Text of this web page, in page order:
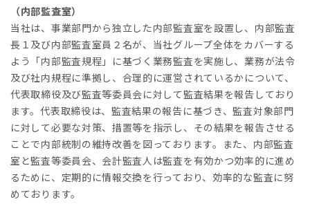
（内部監査室）
当社は、事業部門から独立した内部監査室を設置し、内部監査
長１及び内部監査室員２名が、当社グループ全体をカバーする
よう「内部監査規程」に基づく業務監査を実施し、業務が法令
及び社内規程に準拠し、合理的に運営されているかについて、
代表取締役及び監査等委員会に対して監査結果を報告しており
ます。代表取締役は、監査結果の報告に基づき、監査対象部門
に対して必要な対策、措置等を指示し、その結果を報告させる
ことで内部統制の維持改善を図っております。また、内部監査
室と監査等委員会、会計監査人は監査を有効かつ効率的に進め
るために、定期的に情報交換を行っており、効率的な監査に努
めております。